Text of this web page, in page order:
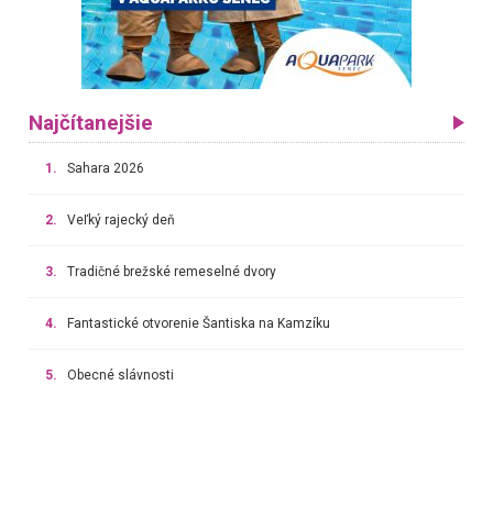
Najčítanejšie
1. Sahara 2026
2. Veľký rajecký deň
3. Tradičné brežské remeselné dvory
4. Fantastické otvorenie Šantiska na Kamzíku
5. Obecné slávnosti